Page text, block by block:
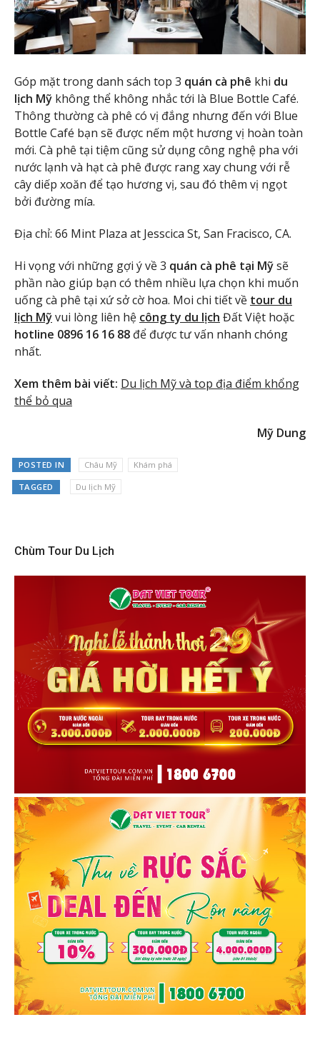
Góp mặt trong danh sách top 3 quán cà phê khi du
lịch Mỹ không thể không nhắc tới là Blue Bottle Café.
Thông thường cà phê có vị đắng nhưng đến với Blue
Bottle Café bạn sẽ được nếm một hương vị hoàn toàn
mới. Cà phê tại tiệm cũng sử dụng công nghệ pha với
nước lạnh và hạt cà phê được rang xay chung với rễ
cây diếp xoăn để tạo hương vị, sau đó thêm vị ngọt
bởi đường mía.
Địa chỉ: 66 Mint Plaza at Jesscica St, San Fracisco, CA.
Hi vọng với những gợi ý về 3 quán cà phê tại Mỹsẽ
phần nào giúp bạn có thêm nhiều lựa chọn khi muốn
uống cà phê tại xứ sở cờ hoa. Moi chi tiết về tour du
lịch Mỹvui lòng liên hệ công ty du lịch Đất Việt hoặc
hotline 0896 16 16 88 để được tư vấn nhanh chóng
nhất.
Xem thêm bài viết: Du lịch Mỹ và top địa điểm khổng
thể bỏ qua
Mỹ Dung
POSTED IN Châu Mỹ Khám phá
TAGGED Du lịch Mỹ
Chùm Tour Du Lịch